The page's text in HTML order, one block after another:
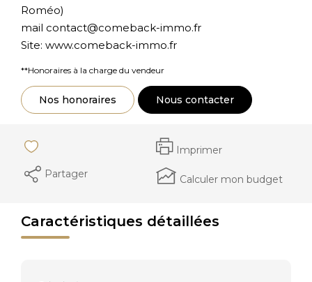
Roméo)
mail contact@comeback-immo.fr
Site: www.comeback-immo.fr
**Honoraires à la charge du vendeur
Nos honoraires Nous contacter
Imprimer
Partager
Calculer mon budget
Caractéristiques détaillées